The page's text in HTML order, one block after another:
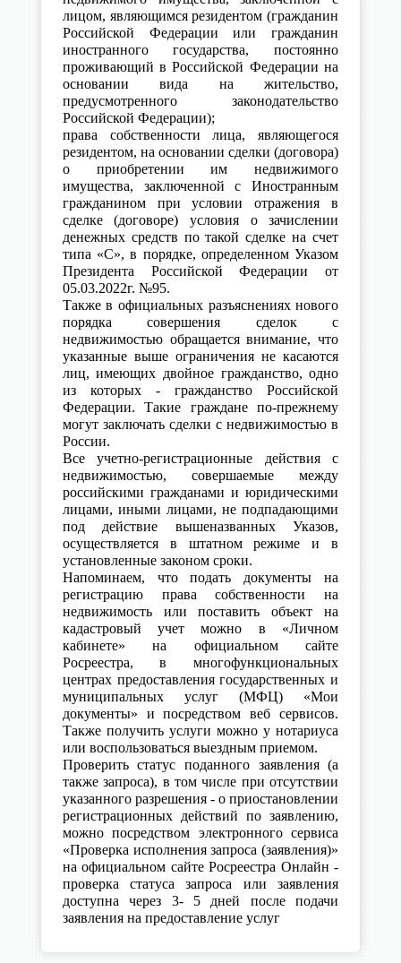
лицом, являющимся резидентом (гражданин
Российской Федерации или гражданин
иностранного государства, постоянно
проживающий в Российской Федерации на
основании вида на жительство,
предусмотренного законодательство
Российской Федерации);
права собственности лица, являющегося
резидентом, на основании сделки (договора)
о приобретении им недвижимого
имущества, заключенной с Иностранным
гражданином при условии отражения в
сделке (договоре) условия о зачислении
денежных средств по такой сделке на счет
типа «С», в порядке, определенном Указом
Президента Российской Федерации от
05.03.2022г. №95.
Также в официальных разъяснениях нового
порядка совершения сделок с
недвижимостью обращается внимание, что
указанные выше ограничения не касаются
лиц, имеющих двойное гражданство, одно
из которых - гражданство Российской
Федерации. Такие граждане по-прежнему
могут заключать сделки с недвижимостью в
России.
Все учетно-регистрационные действия с
недвижимостью, совершаемые между
российскими гражданами и юридическими
лицами, иными лицами, не подпадающими
под действие вышеназванных Указов,
осуществляется в штатном режиме и в
установленные законом сроки.
Напоминаем, что подать документы на
регистрацию права собственности на
недвижимость или поставить объект на
кадастровый учет можно в «Личном
кабинете» на официальном сайте
Росреестра, в многофункциональных
центрах предоставления государственных и
муниципальных услуг (МФЦ) «Мои
документы» и посредством веб сервисов.
Также получить услуги можно у нотариуса
или воспользоваться выездным приемом.
Проверить статус поданного заявления (а
также запроса), в том числе при отсутствии
указанного разрешения - о приостановлении
регистрационных действий по заявлению,
можно посредством электронного сервиса
«Проверка исполнения запроса (заявления)»
на официальном сайте Росреестра Онлайн -
проверка статуса запроса или заявления
доступна через 3- 5 дней после подачи
заявления на предоставление услуг